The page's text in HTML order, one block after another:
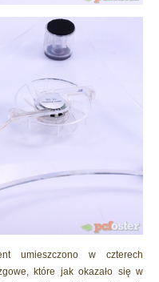
umieszczono w czterech
które jak okazało się w